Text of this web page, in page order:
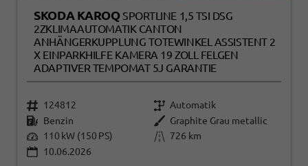
SKODA KAROQ SPORTLINE 1,5 TSI DSG
2ZKLIMAAUTOMATIK CANTON
ANHÄNGERKUPPLUNG TOTEWINKEL ASSISTENT 2
X EINPARKHILFE KAMERA 19 ZOLL FELGEN
ADAPTIVER TEMPOMAT 5J GARANTIE
124812
Automatik
Benzin
Graphite Grau metallic
110 kW (150 PS)
726 km
10.06.2026